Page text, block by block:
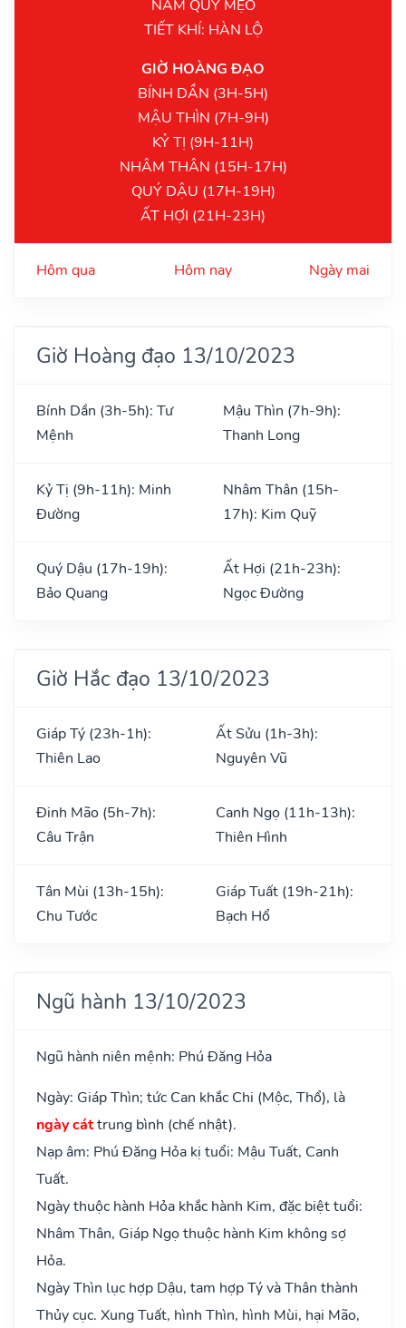
NĂM QUÝ MẸO
TIẾT KHÍ: HÀN LỘ
GIỜ HOÀNG ĐẠO
BÍNH DẦN (3H-5H)
MẬU THÌN (7H-9H)
KỶ TỊ (9H-11H)
NHÂM THÂN (15H-17H)
QUÝ DẬU (17H-19H)
ẤT HỢI (21H-23H)
Hôm qua Hôm nay Ngày mai
Giờ Hoàng đạo 13/10/2023
Bính Dần (3h-5h): Tư
Mệnh
Mậu Thìn (7h-9h):
Thanh Long
Kỷ Tị (9h-11h): Minh
Đường
Nhâm Thân (15h-
17h): Kim Quỹ
Quý Dậu (17h-19h):
Bảo Quang
Ất Hợi (21h-23h):
Ngọc Đường
Giờ Hắc đạo 13/10/2023
Giáp Tý (23h-1h):
Thiên Lao
Ất Sửu (1h-3h):
Nguyên Vũ
Đinh Mão (5h-7h):
Câu Trận
Canh Ngọ (11h-13h):
Thiên Hình
Tân Mùi (13h-15h):
Chu Tước
Giáp Tuất (19h-21h):
Bạch Hổ
Ngũ hành 13/10/2023
Ngũ hành niên mệnh: Phú Đăng Hỏa
Ngày: Giáp Thìn; tức Can khắc Chi (Mộc, Thổ), là
ngày cáttrung bình (chế nhật).
Nạp âm: Phú Đăng Hỏa kị tuổi: Mậu Tuất, Canh
Tuất.
Ngày thuộc hành Hỏa khắc hành Kim, đặc biệt tuổi:
Nhâm Thân, Giáp Ngọ thuộc hành Kim không sợ
Hỏa.
Ngày Thìn lục hợp Dậu, tam hợp Tý và Thân thành
Thủy cục. Xung Tuất, hình Thìn, hình Mùi, hại Mão,